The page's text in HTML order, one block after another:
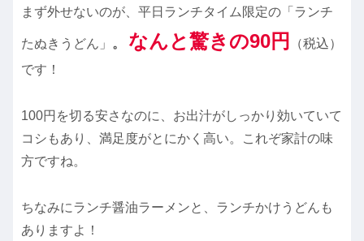
まず外せないのが、平日ランチタイム限定の「ランチ
たぬきうどん」 。 なんと驚きの90円
（税込）
です！
100円を切る安さなのに、お出汁がしっかり効いていて
コシもあり、満足度がとにかく高い。これぞ家計の味
方ですね。
ちなみにランチ醤油ラーメンと、ランチかけうどんも
ありますよ！